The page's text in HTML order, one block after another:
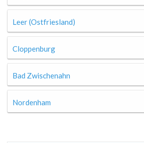
Leer (Ostfriesland)
Cloppenburg
Bad Zwischenahn
Nordenham